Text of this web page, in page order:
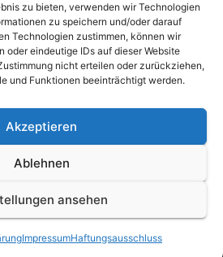
zu bieten, verwenden wir Technologien
zu speichern und/oder darauf
Technologien zustimmen, können wir
oder eindeutige IDs auf dieser Website
nicht erteilen oder zurückziehen,
und Funktionen beeinträchtigt werden.
Akzeptieren
Ablehnen
ansehen
ImpressumHaftungsausschluss
Haus und Garten
WordPress|Theme: News Click von